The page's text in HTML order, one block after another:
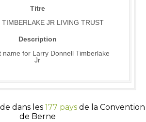
Titre
TIMBERLAKE JR LIVING TRUST
Description
name for Larry Donnell Timberlake
Jr
dans les 177 pays de la Convention
de Berne